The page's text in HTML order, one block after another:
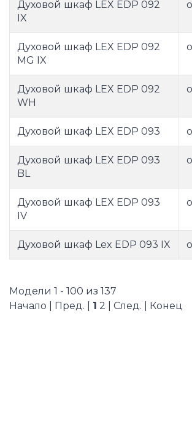
Духовой шкаф LEX EDP 092
IX
Духовой шкаф LEX EDP 092
MG IX
Духовой шкаф LEX EDP 092
WH
Духовой шкаф LEX EDP 093
Духовой шкаф LEX EDP 093
BL
Духовой шкаф LEX EDP 093
IV
Духовой шкаф Lex EDP 093 IX
Модели 1 - 100 из 137
Начало | Пред. | 1 2 След. Конец